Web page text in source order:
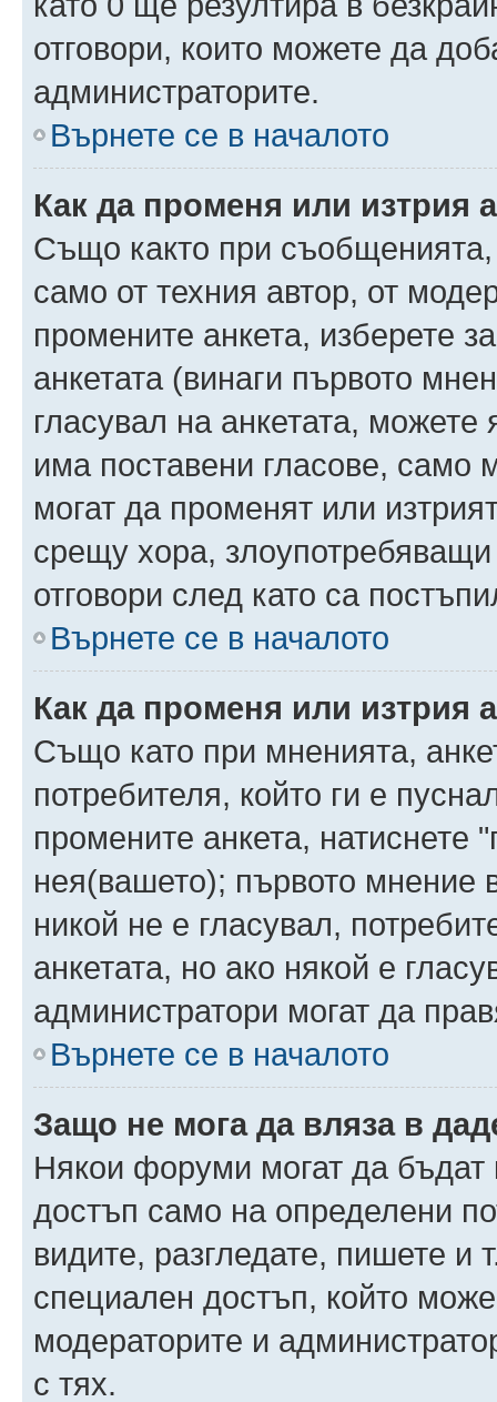
отговори, които можете да
администраторите.
Върнете се в началото
Как да променя или изтрия
Също както при съобщенията,
само от техния автор, от
промените анкета, изберете
анкетата (винаги първото
гласувал на анкетата,
има поставени гласове, само
могат да променят или
срещу хора,
отговори след като са
Върнете се в началото
Как да променя или изтрия
Също като при мненията,
потребителя, който ги е
промените анкета, натиснете
нея(вашето); първото мнение
никой не е гласувал,
анкетата, но ако някой е
администратори могат да
Върнете се в началото
Защо не мога да вляза в
Някои форуми могат да бъдат
достъп само на определени
видите, разгледате, пишете
специален достъп, който
модераторите и
с тях.